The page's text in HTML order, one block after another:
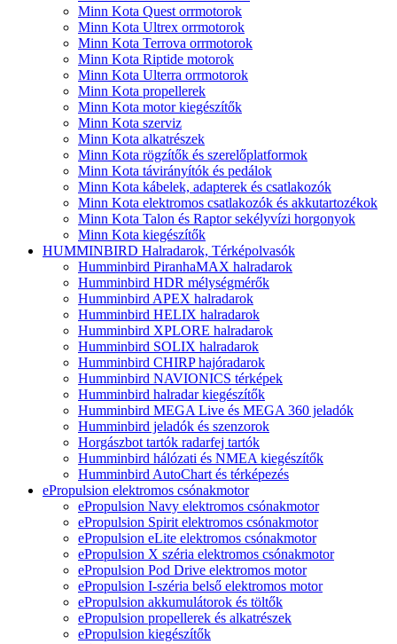
Minn Kota Quest orrmotorok
Minn Kota Ultrex orrmotorok
Minn Kota Terrova orrmotorok
Minn Kota Riptide motorok
Minn Kota Ulterra orrmotorok
Minn Kota propellerek
Minn Kota motor kiegészítők
Minn Kota szerviz
Minn Kota alkatrészek
Minn Kota rögzítők és szerelőplatformok
Minn Kota távirányítók és pedálok
Minn Kota kábelek, adapterek és csatlakozók
Minn Kota elektromos csatlakozók és akkutartozékok
Minn Kota Talon és Raptor sekélyvízi horgonyok
Minn Kota kiegészítők
HUMMINBIRD Halradarok, Térképolvasók
Humminbird PiranhaMAX halradarok
Humminbird HDR mélységmérők
Humminbird APEX halradarok
Humminbird HELIX halradarok
Humminbird XPLORE halradarok
Humminbird SOLIX halradarok
Humminbird CHIRP hajóradarok
Humminbird NAVIONICS térképek
Humminbird halradar kiegészítők
Humminbird MEGA Live és MEGA 360 jeladók
Humminbird jeladók és szenzorok
Horgászbot tartók radarfej tartók
Humminbird hálózati és NMEA kiegészítők
Humminbird AutoChart és térképezés
ePropulsion elektromos csónakmotor
ePropulsion Navy elektromos csónakmotor
ePropulsion Spirit elektromos csónakmotor
ePropulsion eLite elektromos csónakmotor
ePropulsion X széria elektromos csónakmotor
ePropulsion Pod Drive elektromos motor
ePropulsion I-széria belső elektromos motor
ePropulsion akkumulátorok és töltők
ePropulsion propellerek és alkatrészek
ePropulsion kiegészítők